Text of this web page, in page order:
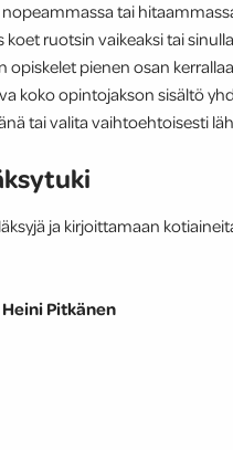
tai
koet ruotsin vaikeaksi tai
opiskelet pienen osan
koko opintojakson sisältö
tai valita vaihtoehtoisesti
ja kirjoittamaan
Pitkänen